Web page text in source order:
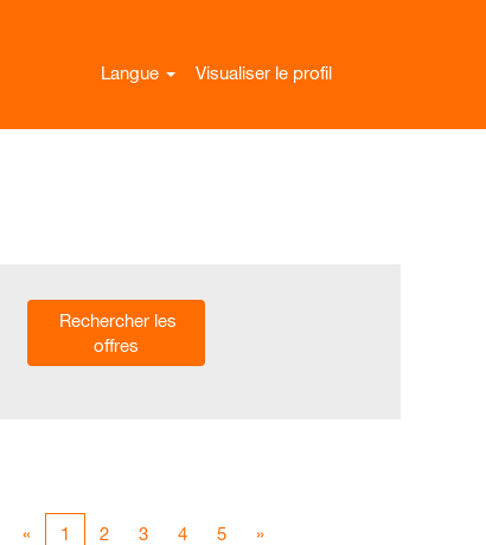
Langue Visualiser le profil
« 1 2 3 4 5 »